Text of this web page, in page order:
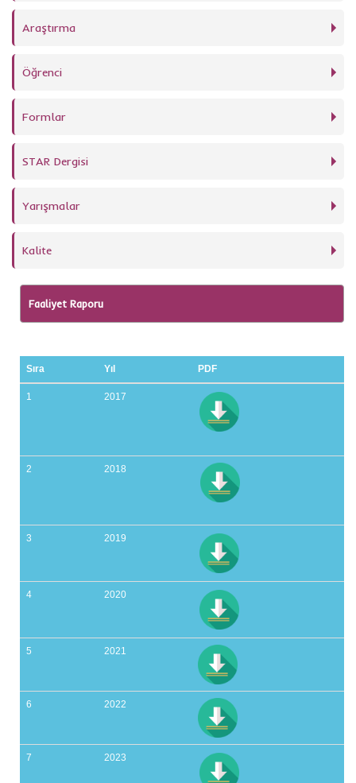
Araştırma
Öğrenci
Formlar
STAR Dergisi
Yarışmalar
Kalite
Faaliyet Raporu
Sıra Yıl PDF
1 2017
2 2018
3 2019
4 2020
5 2021
6 2022
7 2023